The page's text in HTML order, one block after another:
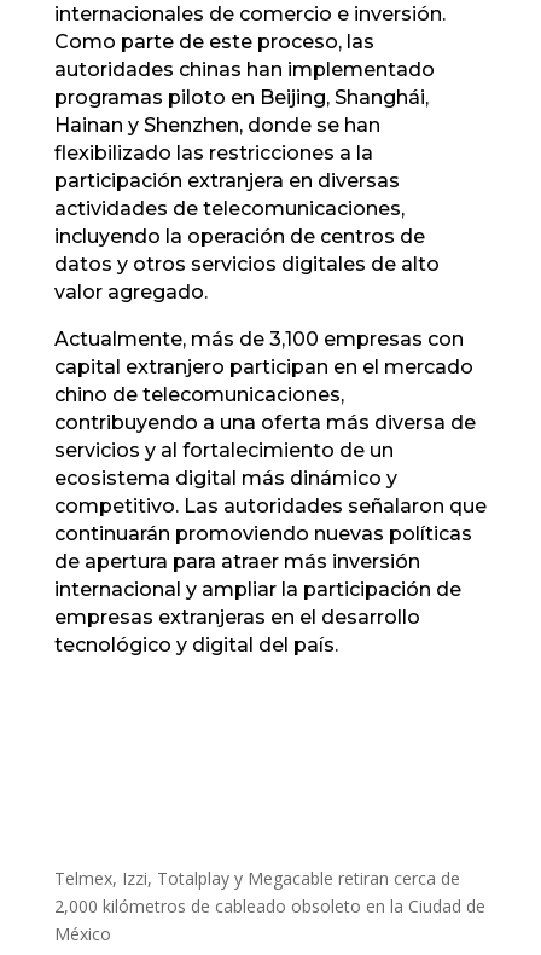
internacionales de comercio e inversión.
Como parte de este proceso, las
autoridades chinas han implementado
programas piloto en Beijing, Shanghái,
Hainan y Shenzhen, donde se han
flexibilizado las restricciones a la
participación extranjera en diversas
actividades de telecomunicaciones,
incluyendo la operación de centros de
datos y otros servicios digitales de alto
valor agregado.
Actualmente, más de 3,100 empresas con
capital extranjero participan en el mercado
chino de telecomunicaciones,
contribuyendo a una oferta más diversa de
servicios y al fortalecimiento de un
ecosistema digital más dinámico y
competitivo. Las autoridades señalaron que
continuarán promoviendo nuevas políticas
de apertura para atraer más inversión
internacional y ampliar la participación de
empresas extranjeras en el desarrollo
tecnológico y digital del país.
Telmex, Izzi, Totalplay y Megacable retiran cerca de
2,000 kilómetros de cableado obsoleto en la Ciudad de
México